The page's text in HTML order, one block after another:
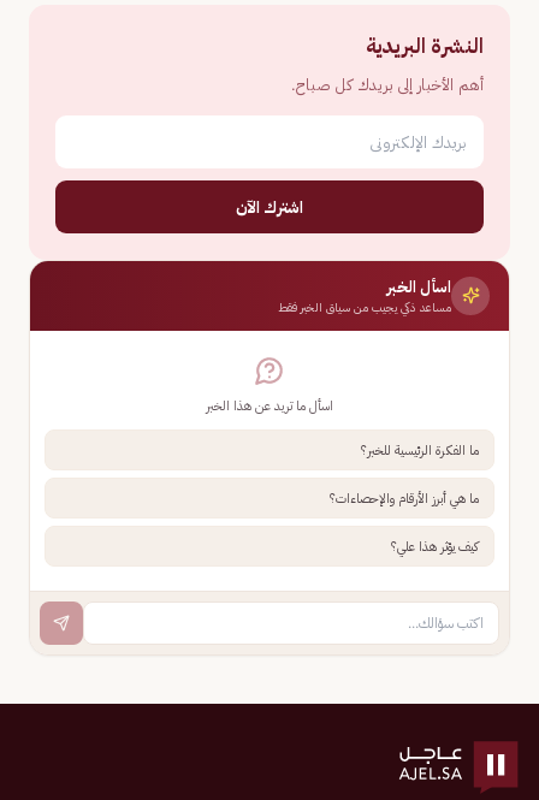
النشرة البريدية
أهم الأخبار إلى بريدك كل صباح.
اشترك الآن
اسأل الخبر
مساعد ذكي يجيب من سياق الخبر فقط
اسأل ما تريد عن هذا الخبر
ما الفكرة الرئيسية للخبر؟
ما هي أبرز الأرقام والإحصاءات؟
كيف يؤثر هذا علي؟